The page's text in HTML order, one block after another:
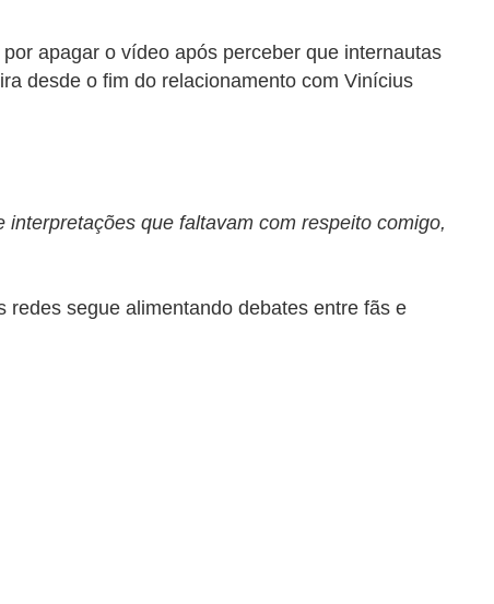
apagar o vídeo após perceber que internautas
desde o fim do relacionamento com Vinícius
que faltavam com respeito comigo,
segue alimentando debates entre fãs e